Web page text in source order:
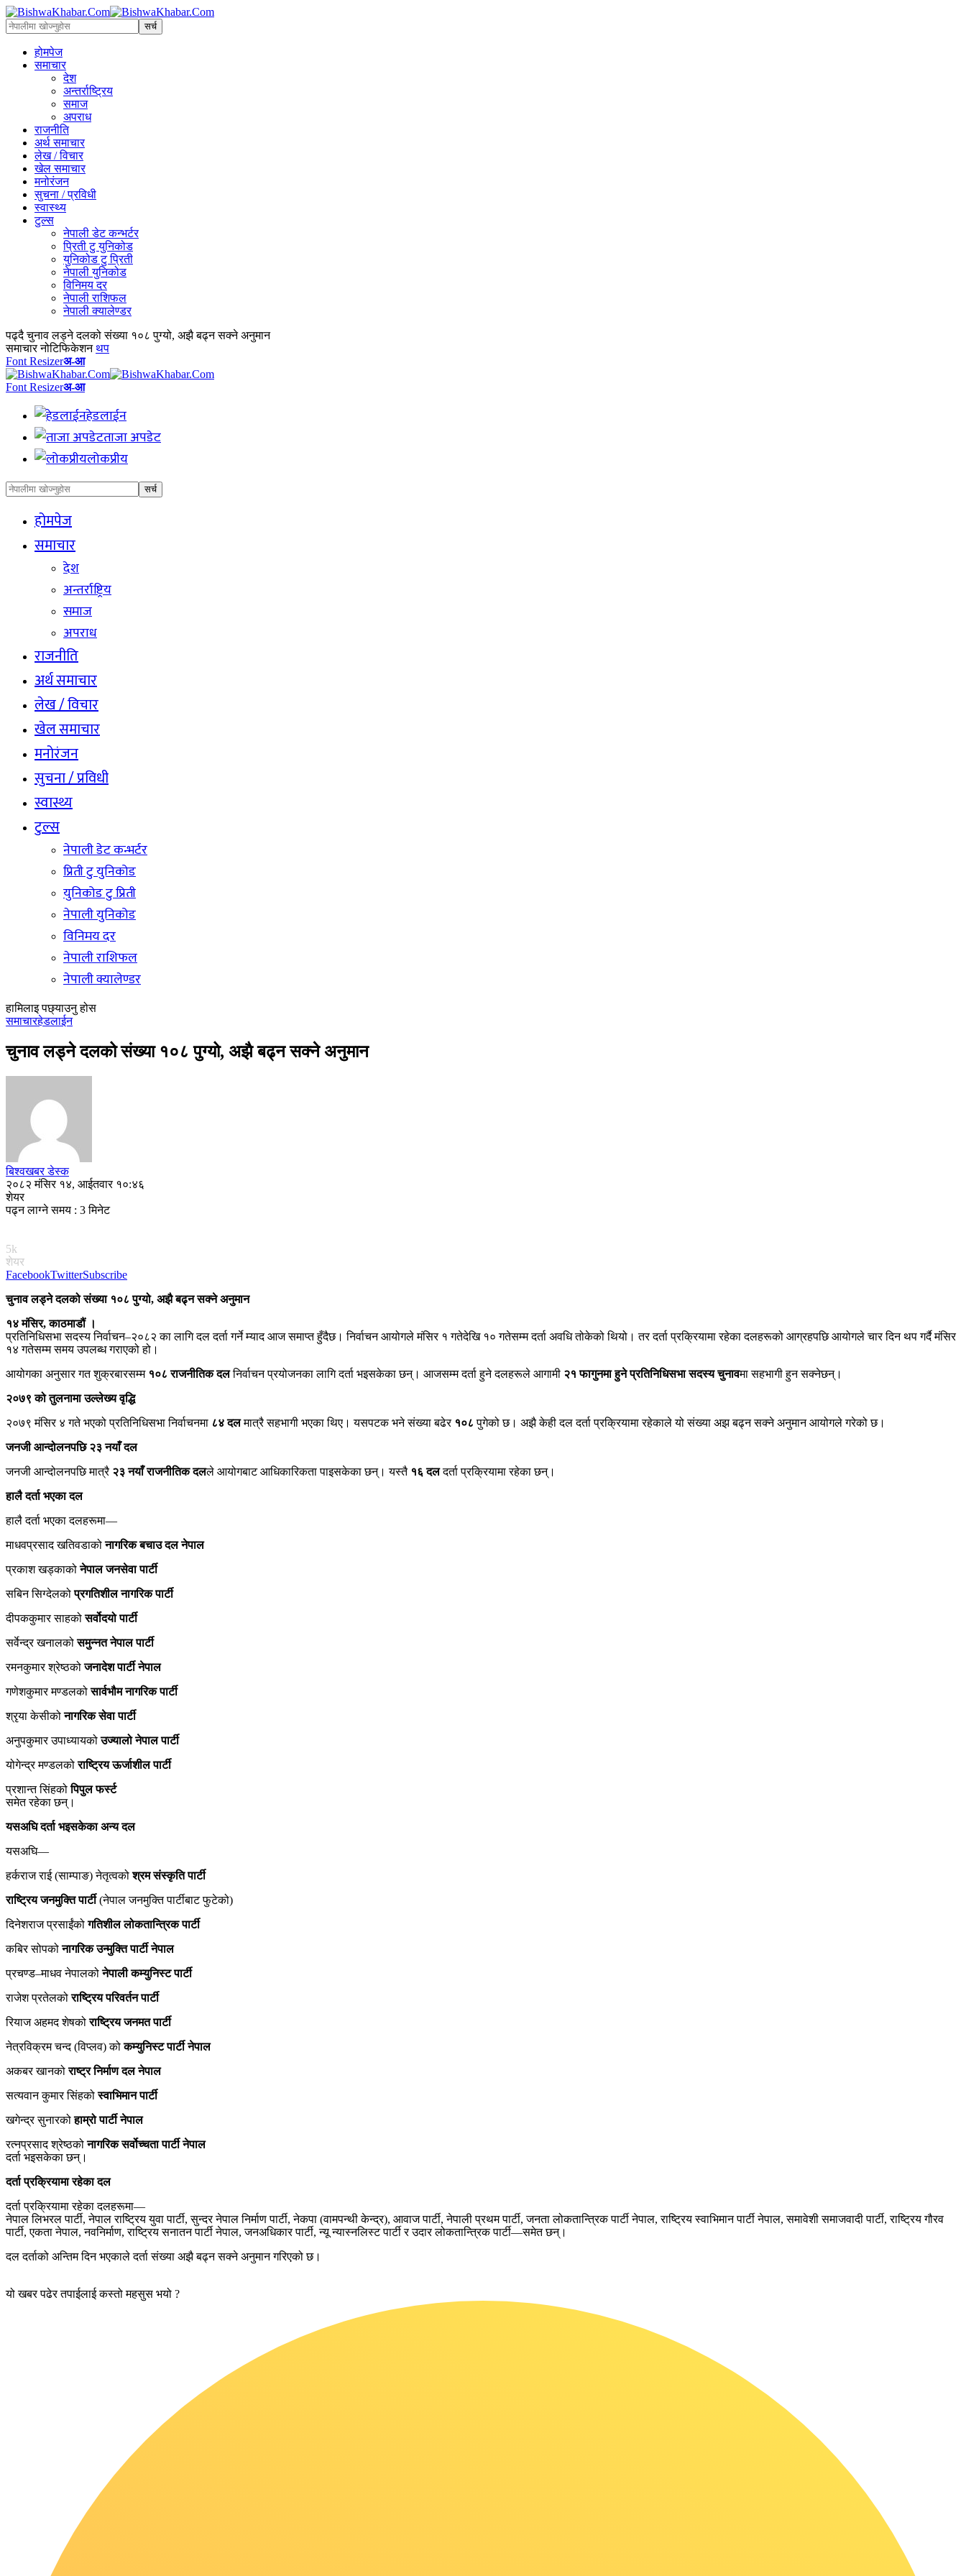
होमपेज
समाचार
देश
अन्तर्राष्ट्रिय
समाज
अपराध
राजनीति
अर्थ समाचार
लेख / विचार
खेल समाचार
मनोरंजन
सुचना / प्रविधी
स्वास्थ्य
टुल्स
नेपाली डेट कन्भर्टर
प्रिती टु युनिकोड
युनिकोड टु प्रिती
नेपाली युनिकोड
विनिमय दर
नेपाली राशिफल
नेपाली क्यालेण्डर
पढ्दै चुनाव लड्ने दलको संख्या १०८ पुग्यो, अझै बढ्न सक्ने अनुमान
समाचार नोटिफिकेशन थप
Font Resizerअ-आ
Font Resizerअ-आ
हेडलाईन
ताजा अपडेट
लोकप्रीय
होमपेज
समाचार
देश
अन्तर्राष्ट्रिय
समाज
अपराध
राजनीति
अर्थ समाचार
लेख / विचार
खेल समाचार
मनोरंजन
सुचना / प्रविधी
स्वास्थ्य
टुल्स
नेपाली डेट कन्भर्टर
प्रिती टु युनिकोड
युनिकोड टु प्रिती
नेपाली युनिकोड
विनिमय दर
नेपाली राशिफल
नेपाली क्यालेण्डर
हामिलाइ पछ्याउनु होस
समाचारहेडलाईन
चुनाव लड्ने दलको संख्या १०८ पुग्यो, अझै बढ्न सक्ने अनुमान
बिश्वखबर डेस्क
२०८२ मंसिर १४, आईतवार १०:४६
शेयर
पढ्न लाग्ने समय : 3 मिनेट
5k
शेयर
FacebookTwitterSubscribe
चुनाव लड्ने दलको संख्या १०८ पुग्यो, अझै बढ्न सक्ने अनुमान
१४ मंसिर, काठमाडौं ।
प्रतिनिधिसभा सदस्य निर्वाचन–२०८२ का लागि दल दर्ता गर्ने म्याद आज समाप्त हुँदैछ। निर्वाचन आयोगले मंसिर १ गतेदेखि १० गतेसम्म दर्ता अवधि तोकेको थियो। तर दर्ता प्रक्रियामा रहेका दलहरूको आग्रहपछि आयोगले चार दिन थप गर्दै मंसिर
१४ गतेसम्म समय उपलब्ध गराएको हो।
आयोगका अनुसार गत शुक्रबारसम्म १०८ राजनीतिक दलनिर्वाचन प्रयोजनका लागि दर्ता भइसकेका छन्। आजसम्म दर्ता हुने दलहरूले आगामी २१ फागुनमा हुने प्रतिनिधिसभा सदस्य चुनावमा सहभागी हुन सक्नेछन्।
२०७९ को तुलनामा उल्लेख्य वृद्धि
२०७९ मंसिर ४ गते भएको प्रतिनिधिसभा निर्वाचनमा ८४ दलमात्रै सहभागी भएका थिए। यसपटक भने संख्या बढेर १०८ पुगेको छ। अझै केही दल दर्ता प्रक्रियामा रहेकाले यो संख्या अझ बढ्न सक्ने अनुमान आयोगले गरेको छ।
जनजी आन्दोलनपछि २३ नयाँ दल
जनजी आन्दोलनपछि मात्रै २३ नयाँ राजनीतिक दलले आयोगबाट आधिकारिकता पाइसकेका छन्। यस्तै १६ दलदर्ता प्रक्रियामा रहेका छन्।
हालै दर्ता भएका दल
हालै दर्ता भएका दलहरूमा—
माधवप्रसाद खतिवडाकोनागरिक बचाउ दल नेपाल
प्रकाश खड्काकोनेपाल जनसेवा पार्टी
सबिन सिग्देलकोप्रगतिशील नागरिक पार्टी
दीपककुमार साहकोसर्वोदयो पार्टी
सर्वेन्द्र खनालकोसमुन्नत नेपाल पार्टी
रमनकुमार श्रेष्ठकोजनादेश पार्टी नेपाल
गणेशकुमार मण्डलकोसार्वभौम नागरिक पार्टी
श्रृया केसीकोनागरिक सेवा पार्टी
अनुपकुमार उपाध्यायकोउज्यालो नेपाल पार्टी
योगेन्द्र मण्डलकोराष्ट्रिय ऊर्जाशील पार्टी
प्रशान्त सिंहकोपिपुल फर्स्ट
समेत रहेका छन्।
यसअघि दर्ता भइसकेका अन्य दल
यसअघि—
हर्कराज राई (साम्पाङ) नेतृत्वकोश्रम संस्कृति पार्टी
राष्ट्रिय जनमुक्ति पार्टी(नेपाल जनमुक्ति पार्टीबाट फुटेको)
दिनेशराज प्रसाईंकोगतिशील लोकतान्त्रिक पार्टी
कबिर सोपकोनागरिक उन्मुक्ति पार्टी नेपाल
प्रचण्ड–माधव नेपालकोनेपाली कम्युनिस्ट पार्टी
राजेश प्रतेलकोराष्ट्रिय परिवर्तन पार्टी
रियाज अहमद शेषकोराष्ट्रिय जनमत पार्टी
नेत्रविक्रम चन्द (विप्लव) कोकम्युनिस्ट पार्टी नेपाल
अकबर खानकोराष्ट्र निर्माण दल नेपाल
सत्यवान कुमार सिंहकोस्वाभिमान पार्टी
खगेन्द्र सुनारकोहाम्रो पार्टी नेपाल
रत्नप्रसाद श्रेष्ठकोनागरिक सर्वोच्चता पार्टी नेपाल
दर्ता भइसकेका छन्।
दर्ता प्रक्रियामा रहेका दल
दर्ता प्रक्रियामा रहेका दलहरूमा—
नेपाल लिभरल पार्टी, नेपाल राष्ट्रिय युवा पार्टी, सुन्दर नेपाल निर्माण पार्टी, नेकपा (वामपन्थी केन्द्र), आवाज पार्टी, नेपाली प्रथम पार्टी, जनता लोकतान्त्रिक पार्टी नेपाल, राष्ट्रिय स्वाभिमान पार्टी नेपाल, समावेशी समाजवादी पार्टी, राष्ट्रिय गौरव
पार्टी, एकता नेपाल, नवनिर्माण, राष्ट्रिय सनातन पार्टी नेपाल, जनअधिकार पार्टी, न्यू न्यास्नलिस्ट पार्टी र उदार लोकतान्त्रिक पार्टी—समेत छन्।
दल दर्ताको अन्तिम दिन भएकाले दर्ता संख्या अझै बढ्न सक्ने अनुमान गरिएको छ।
यो खबर पढेर तपाईलाई कस्तो महसुस भयो ?